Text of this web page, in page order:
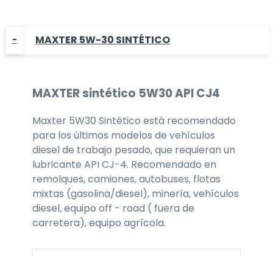
MAXTER 5W-30 SINTÉTICO
MAXTERsintético 5W30API CJ4
Maxter 5W30 Sintético está recomendado
para los últimos modelos de vehículos
diesel de trabajo pesado, que requieran un
lubricante API CJ-4. Recomendado en
remolques, camiones, autobuses, flotas
mixtas (gasolina/diesel), minería, vehículos
diesel, equipo off - road ( fuera de
carretera), equipo agrícola.